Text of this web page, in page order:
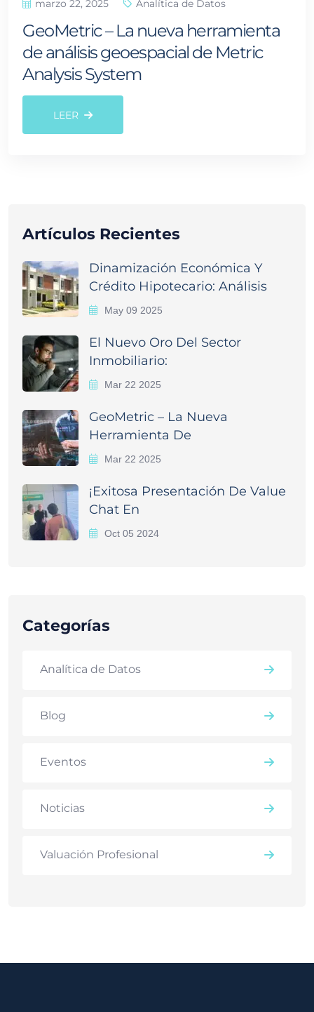
marzo 22, 2025 Analítica de Datos
GeoMetric – La nueva herramienta
de análisis geoespacial de Metric
Analysis System
LEER
Artículos Recientes
Dinamización Económica Y
Crédito Hipotecario: Análisis
May 09 2025
El Nuevo Oro Del Sector
Inmobiliario:
Mar 22 2025
GeoMetric – La Nueva
Herramienta De
Mar 22 2025
¡Exitosa Presentación De Value
Chat En
Oct 05 2024
Categorías
Analítica de Datos
Blog
Eventos
Noticias
Valuación Profesional